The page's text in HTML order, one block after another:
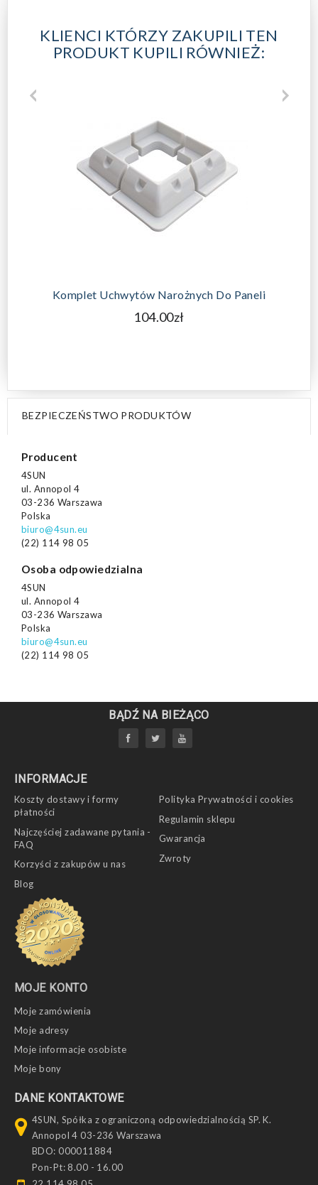
KLIENCI KTÓRZY ZAKUPILI TEN
PRODUKT KUPILI RÓWNIEŻ:
Komplet Uchwytów Narożnych Do Paneli
104.00zł
BEZPIECZEŃSTWO PRODUKTÓW
Producent
4SUN
ul. Annopol 4
03-236 Warszawa
Polska
biuro@4sun.eu
(22) 114 98 05
Osoba odpowiedzialna
4SUN
ul. Annopol 4
03-236 Warszawa
Polska
biuro@4sun.eu
(22) 114 98 05
BĄDŹ NA BIEŻĄCO
INFORMACJE
Koszty dostawy i formy
płatności
Najczęściej zadawane pytania -
FAQ
Korzyści z zakupów u nas
Blog
Polityka Prywatności i cookies
Regulamin sklepu
Gwarancja
Zwroty
MOJE KONTO
Moje zamówienia
Moje adresy
Moje informacje osobiste
Moje bony
DANE KONTAKTOWE
4SUN, Spółka z ograniczoną odpowiedzialnością SP. K.
Annopol 4 03-236 Warszawa
BDO: 000011884
Pon-Pt: 8.00 - 16.00